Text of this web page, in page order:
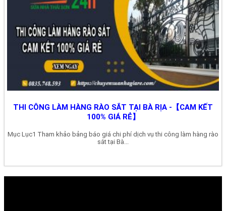
THI CÔNG LÀM HÀNG RÀO SẮT TẠI BÀ RỊA -【CAM KẾT
100% GIÁ RẺ】
Mục Lục1 Tham khảo bảng báo giá chi phí dịch vụ thi công làm hàng rào
sắt tại Bà...